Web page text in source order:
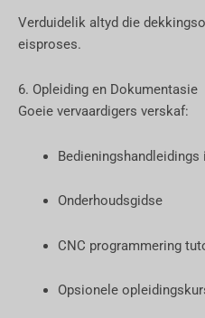
Verduidelik altyd die
eisproses.
6. Opleiding en Dokumentasie
Goeie vervaardigers verskaf:
Onderhoudsgidse
CNC programmering
Opsionele